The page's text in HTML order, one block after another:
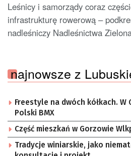
Leśnicy i samorządy coraz
infrastrukturę rowerową –
nadleśniczy Nadleśnictwa
najnowsze z
Freestyle na dwóch kółkach. W
Polski BMX
Część mieszkań w Gorzowie
Tradycje winiarskie, jako